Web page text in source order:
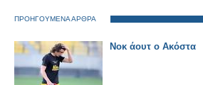
ΠΡΟΗΓΟΥΜΕΝΑ ΑΡΘΡΑ
Νοκ άουτ ο Ακόστα